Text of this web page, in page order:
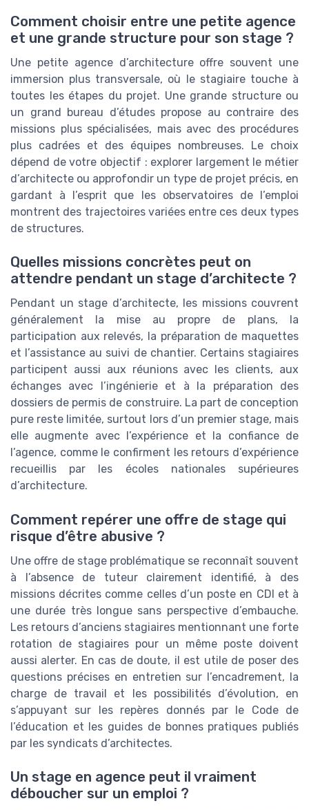
Comment choisir entre une petite agence
et une grande structure pour son stage ?
Une petite agence d’architecture offre souvent une
immersion plus transversale, où le stagiaire touche à
toutes les étapes du projet. Une grande structure ou
un grand bureau d’études propose au contraire des
missions plus spécialisées, mais avec des procédures
plus cadrées et des équipes nombreuses. Le choix
dépend de votre objectif : explorer largement le métier
d’architecte ou approfondir un type de projet précis, en
gardant à l’esprit que les observatoires de l’emploi
montrent des trajectoires variées entre ces deux types
de structures.
Quelles missions concrètes peut on
attendre pendant un stage d’architecte ?
Pendant un stage d’architecte, les missions couvrent
généralement la mise au propre de plans, la
participation aux relevés, la préparation de maquettes
et l’assistance au suivi de chantier. Certains stagiaires
participent aussi aux réunions avec les clients, aux
échanges avec l’ingénierie et à la préparation des
dossiers de permis de construire. La part de conception
pure reste limitée, surtout lors d’un premier stage, mais
elle augmente avec l’expérience et la confiance de
l’agence, comme le confirment les retours d’expérience
recueillis par les écoles nationales supérieures
d’architecture.
Comment repérer une offre de stage qui
risque d’être abusive ?
Une offre de stage problématique se reconnaît souvent
à l’absence de tuteur clairement identifié, à des
missions décrites comme celles d’un poste en CDI et à
une durée très longue sans perspective d’embauche.
Les retours d’anciens stagiaires mentionnant une forte
rotation de stagiaires pour un même poste doivent
aussi alerter. En cas de doute, il est utile de poser des
questions précises en entretien sur l’encadrement, la
charge de travail et les possibilités d’évolution, en
s’appuyant sur les repères donnés par le Code de
l’éducation et les guides de bonnes pratiques publiés
par les syndicats d’architectes.
Un stage en agence peut il vraiment
déboucher sur un emploi ?